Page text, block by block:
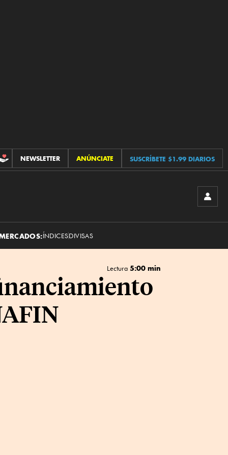
CONTRIBUCIONES
NEWSLETTER ANÚNCIATE SUSCRÍBETE $1.99 DIARIOS
ÍNDICESDIVISAS
Lectura 5:00 min